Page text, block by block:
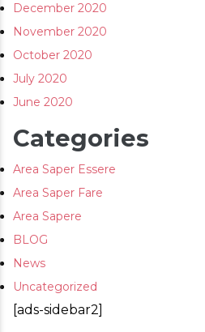
December 2020
November 2020
October 2020
July 2020
June 2020
Categories
Area Saper Essere
Area Saper Fare
Area Sapere
BLOG
News
Uncategorized
[ads-sidebar2]